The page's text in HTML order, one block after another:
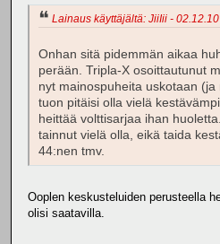
Lainaus käyttäjältä: JiiIii -
Onhan sitä pidemmän aikaa
perään. Tripla-X osoittautunut
nyt mainospuheita uskotaan
tuon pitäisi olla vielä
heittää volttisarjaa ihan
tainnut vielä olla, eikä taida
44:nen tmv.
Ooplen keskusteluiden perusteella
olisi saatavilla.